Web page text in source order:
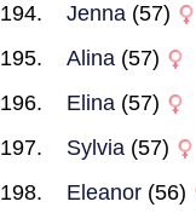
Jenna (57)
Alina (57)
Elina (57)
Sylvia (57)
Eleanor (56)